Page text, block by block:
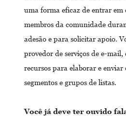
uma forma eficaz de entrar em
membros da comunidade
adesão e para solicitar apoio.
provedor de serviços de e-mail,
recursos para elaborar e
segmentos e grupos de listas.
Você já deve ter ouvido